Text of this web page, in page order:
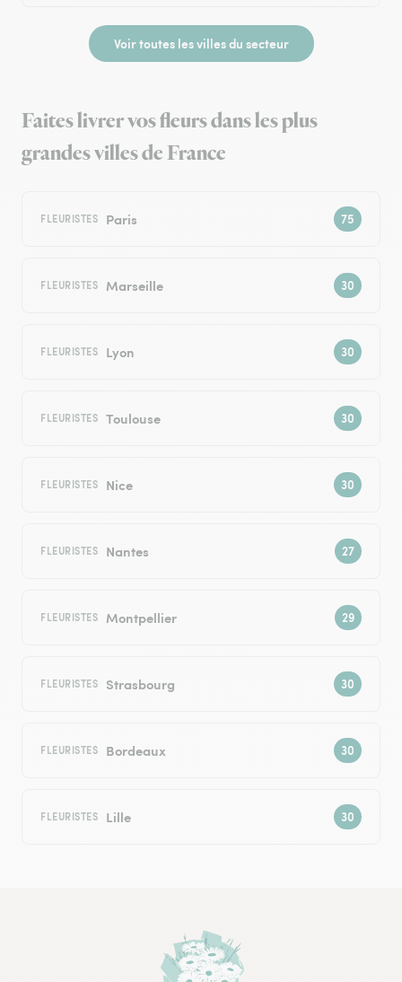
Voir toutes les villes du secteur
Faites livrer vos fleurs dans les plus
grandes villes de France
FLEURISTES Paris
FLEURISTES Marseille
FLEURISTES Lyon
FLEURISTES Toulouse
FLEURISTES Nice
FLEURISTES Nantes
FLEURISTES Montpellier
FLEURISTES Strasbourg
FLEURISTES Bordeaux
FLEURISTES Lille